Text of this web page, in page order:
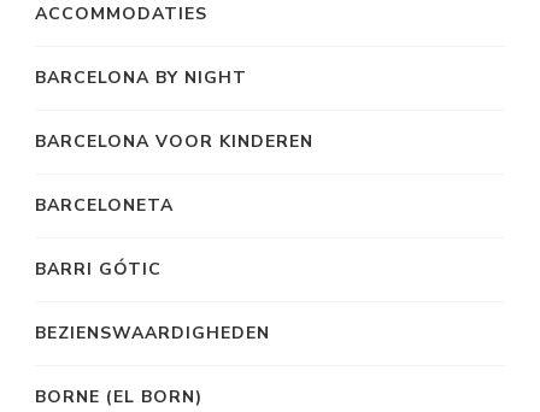
ACCOMMODATIES
BARCELONA BY NIGHT
BARCELONA VOOR KINDEREN
BARCELONETA
BARRI GÓTIC
BEZIENSWAARDIGHEDEN
BORNE (EL BORN)